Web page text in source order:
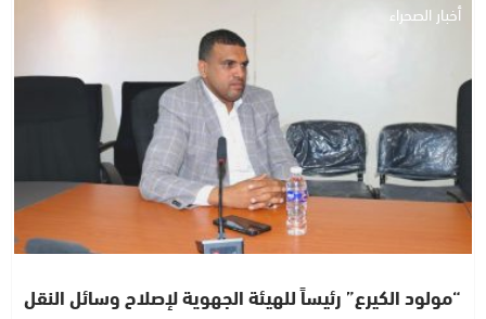
أخبار الصحراء
“مولود الكيرع” رئيساً للهيئة الجهوية لإصلاح وسائل النقل